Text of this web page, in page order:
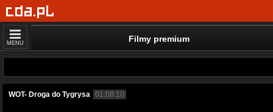
MENU Filmy premium
WOT- Droga do Tygrysa 01:08:10